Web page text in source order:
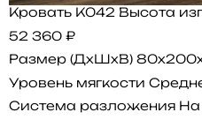
Кровать K042 Высота
52 360 ₽
Размер (ДхШхВ)
Уровень мягкости
Система разложения На